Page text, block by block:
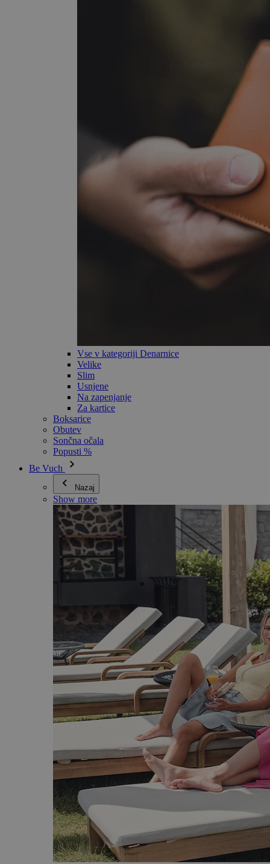
Vse v kategoriji Denarnice
Velike
Slim
Usnjene
Na zapenjanje
Za kartice
Boksarice
Obutev
Sončna očala
Popusti %
Be Vuch
Nazaj
Show more